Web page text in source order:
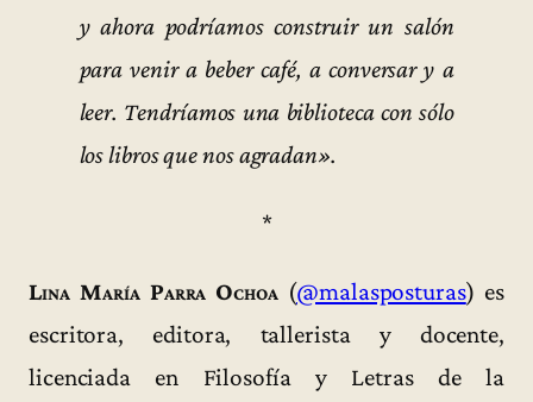
y ahora podríamos construir un salón
para venir a beber café, a conversar y a
leer. Tendríamos una biblioteca con sólo
los libros que nos agradan».
*
Lina María Parra Ochoa(@malasposturas) es
escritora, editora, tallerista y docente,
licenciada en Filosofía y Letras de la